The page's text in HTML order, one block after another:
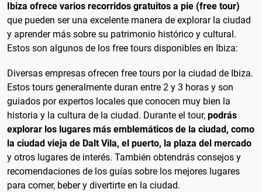
Ibiza ofrece varios recorridos gratuitos a pie (free tour)
que pueden ser una excelente manera de explorar la ciudad
y aprender más sobre su patrimonio histórico y cultural.
Estos son algunos de los free tours disponibles en Ibiza:
Diversas empresas ofrecen free tours por la ciudad de Ibiza.
Estos tours generalmente duran entre 2 y 3 horas y son
guiados por expertos locales que conocen muy bien la
historia y la cultura de la ciudad. Durante el tour, podrás
explorar los lugares más emblemáticos de la ciudad, como
la ciudad vieja de Dalt Vila, el puerto, la plaza del mercado
y otros lugares de interés. También obtendrás consejos y
recomendaciones de los guías sobre los mejores lugares
para comer, beber y divertirte en la ciudad.